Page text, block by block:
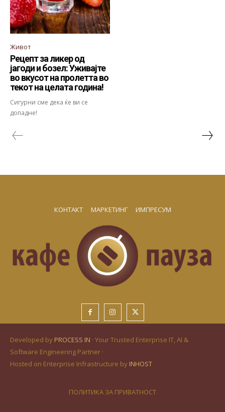
Живот
Рецепт за ликер од
јагоди и бозел: Уживајте
во вкусот на пролетта во
текот на целата година!
Сигурни сме дека ќе ви се
допадне!
КОНТАКТ МАРКЕТИНГ ИМПРЕСУМ
Developed by PROCESS IN · Your Trusted Enterprise IT, AI &
Software Engineering Partner ·
Hosted on Enterprise Infrastructure by INHOST
ПОЛИТИКА ЗА ПРИВАТНОСТ